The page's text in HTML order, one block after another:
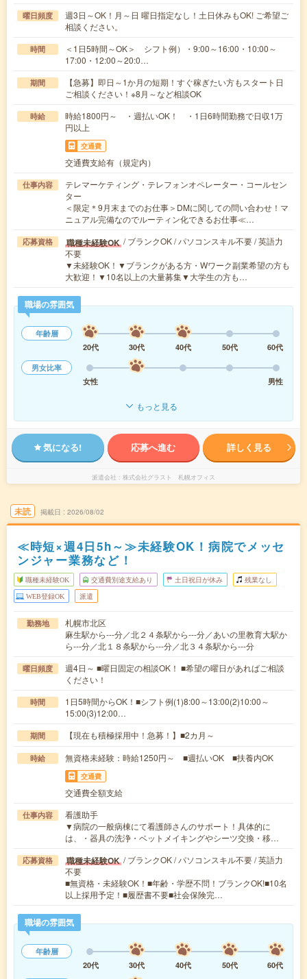
曜日頻度
週3日～OK！月～日 曜日指定なし！土日休みもOK! ご希望ご
相談ください。
時間
＜1日5時間～OK＞ シフト例）・9:00～16:00・10:00～
17:00・12:00～20:0…
期間
【急募】即日～1か月の短期！すぐ稼ぎたい方もスタート日
ご相談ください！※8月～など相談OK
時給
時給1800円～ ・週払いOK！ ・1日6時間勤務で日収1万
円以上
交通費
交通費支給有（規定内）
仕事内容
テレマーケティング・テレフォンオペレーター・コールセン
ター
＜限定＊9月末までのお仕事＞DMに関しての問い合わせ！マ
ニュアル完備なのでルーティン化できるお仕事≪…
応募資格 職種未経験OK / ブランクOK / パソコンスキル不要 / 英語力
不要
▼未経験OK！▼ブランクがある方・Wワーク副業希望の方も
大歓迎！▼10名以上の大量募集▼大学生の方も…
職場の雰囲気
年齢層
20代
30代 40代 50代
60代
男女比率
女性
男性
もっと見る
気になる! 応募へ進む 詳しく見る
派遣会社 株式会社グラスト 札幌オフィス
未読 掲載日 2026/08/02
≪時短×週4日5h～≫未経験OK！病院でメッセ
ンジャー業務など！
職種未経験OK 交通費別途支給あり 土日祝日が休み 残業なし
WEB登録OK 派遣
勤務地
札幌市北区
麻生駅から---分／北２４条駅から---分／あいの里教育大駅か
ら---分／北１８条駅から---分／北３４条駅から---分
曜日頻度
週4日～ ■曜日固定の相談OK！ ■希望の曜日があればご相談
ください！
時間
1日5時間からOK！■シフト例(1)8:00～13:00(2)10:00～
15:00(3)12:00…
期間 【現在も積極採用中！急募！】■2カ月～
時給 無資格未経験：時給1250円～ ■週払いOK ■扶養内OK
交通費
交通費全額支給
仕事内容
看護助手
▼病院の一般病棟にて看護師さんのサポート！具体的に
は、・器具の洗浄・ベットメイキングやシーツ交換・移…
応募資格 職種未経験OK / ブランクOK / パソコンスキル不要 / 英語力
不要
■無資格・未経験OK！■年齢・学歴不問！ブランクOK!■10名
以上採用予定！■履歴書不要■社会保険完…
職場の雰囲気
年齢層
20代
30代 40代 50代 60代